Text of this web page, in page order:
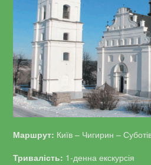
Маршрут: Київ – Чигирин –
Тривалість: 1-денна екскурсія